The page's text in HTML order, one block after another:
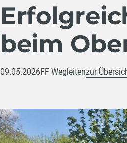
beim
09.05.2026FF Wegleitenzur